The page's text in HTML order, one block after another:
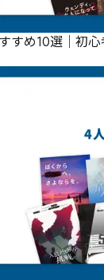
すめ10選｜初